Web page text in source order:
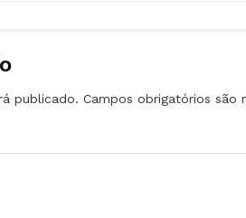
publicado. Campos obrigatórios são